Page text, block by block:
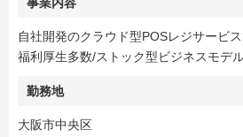
自社開発のクラウド型POSレジサービ
福利厚生多数/ストック型ビジネスモデ
勤務地
大阪市中央区